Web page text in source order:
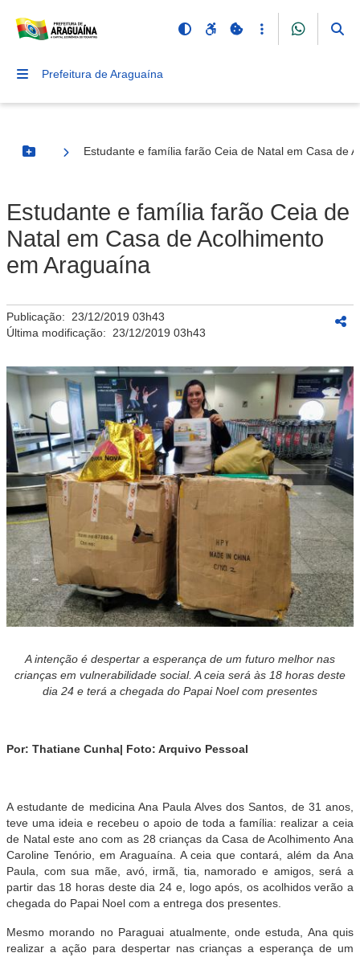
Prefeitura de Araguaína
Botão Menu
Estudante e família farão Ceia de Natal em Casa de
Estudante e família farão Ceia de
Natal em Casa de Acolhimento
em Araguaína
Publicação: 23/12/2019 03h43
Última modificação: 23/12/2019 03h43
A intenção é despertar a esperança de um futuro melhor nas
crianças em vulnerabilidade social. A ceia será às 18 horas deste
dia 24 e terá a chegada do Papai Noel com presentes
Por: Thatiane Cunha| Foto: Arquivo Pessoal
A estudante de medicina Ana Paula Alves dos Santos, de 31 anos,
teve uma ideia e recebeu o apoio de toda a família: realizar a ceia
de Natal este ano com as 28 crianças da Casa de Acolhimento Ana
Caroline Tenório, em Araguaína. A ceia que contará, além da Ana
Paula, com sua mãe, avó, irmã, tia, namorado e amigos, será a
partir das 18 horas deste dia 24 e, logo após, os acolhidos verão a
chegada do Papai Noel com a entrega dos presentes.
Mesmo morando no Paraguai atualmente, onde estuda, Ana quis
realizar a ação para despertar nas crianças a esperança de um